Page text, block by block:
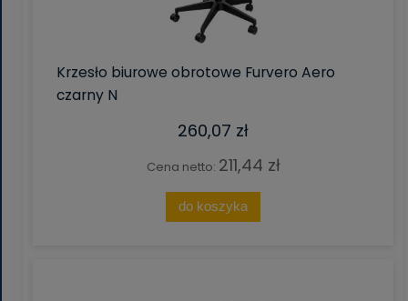
Krzesło biurowe obrotowe Furvero Aero
czarny N
260,07 zł
Cena netto: 211,44 zł
do koszyka